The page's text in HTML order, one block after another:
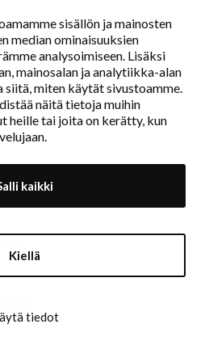
sisällön ja mainosten
median ominaisuuksien
analysoimiseen. Lisäksi
mainosalan ja analytiikka-alan
miten käytät sivustoamme.
näitä tietoja muihin
heille tai joita on kerätty, kun
kaikki
Kiellä
tiedot